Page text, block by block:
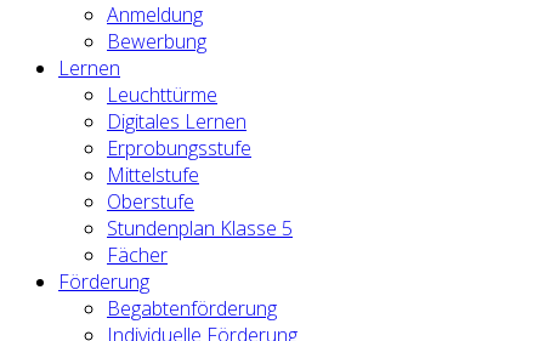
Anmeldung
Bewerbung
Lernen
Leuchttürme
Digitales Lernen
Erprobungsstufe
Mittelstufe
Oberstufe
Stundenplan Klasse 5
Fächer
Förderung
Begabtenförderung
Individuelle Förderung